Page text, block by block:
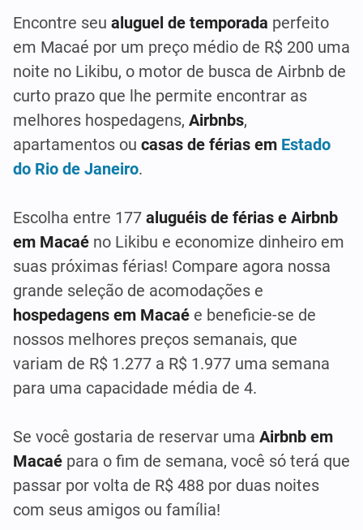
Encontre seu aluguel de temporada perfeito
em Macaé por um preço médio de R$ 200 uma
noite no Likibu, o motor de busca de Airbnb de
curto prazo que lhe permite encontrar as
melhores hospedagens, Airbnbs,
apartamentos ou casas de férias em Estado
do Rio de Janeiro.
Escolha entre 177 aluguéis de férias e Airbnb
em Macaé no Likibu e economize dinheiro em
suas próximas férias! Compare agora nossa
grande seleção de acomodações e
hospedagens em Macaé e beneficie-se de
nossos melhores preços semanais, que
variam de R$ 1.277 a R$ 1.977 uma semana
para uma capacidade média de 4.
Se você gostaria de reservar uma Airbnb em
Macaé para o fim de semana, você só terá que
passar por volta de R$ 488 por duas noites
com seus amigos ou família!